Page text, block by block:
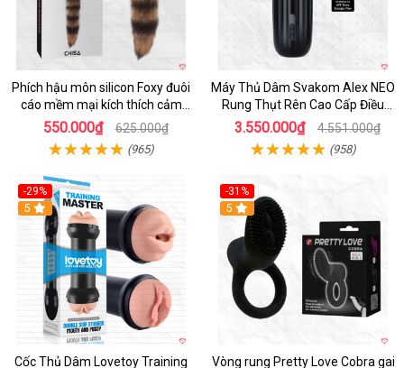
Phích hậu môn silicon Foxy đuôi
cáo mềm mại kích thích cảm
giác mới
550.000₫ 625.000₫
(965)
Máy Thủ Dâm Svakom Alex NEO
Rung Thụt Rên Cao Cấp Điều
Khiển App
3.550.000₫ 4.551.000₫
(958)
-29%
Hot
5
Cốc Thủ Dâm Lovetoy Training
-31%
5
Vòng rung Pretty Love Cobra gai